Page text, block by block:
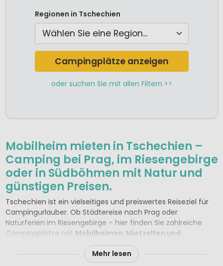
Camping Mittelböhmen / Prag
Camping Südböhmen
Regionen in Tschechien
Campingplätze anzeigen
oder suchen Sie mit allen Filtern >>
Mobilheim mieten in Tschechien –
Camping bei Prag, im Riesengebirge
oder in Südböhmen mit Natur und
günstigen Preisen.
Tschechien ist ein vielseitiges und preiswertes Reiseziel für
Campingurlauber. Ob Städtereise nach Prag oder
Naturferien im Riesengebirge – hier finden Sie zahlreiche
Campingplätze mit Mobilheimen, Mietzelten und
komfortablen Unterkünften. Die Hauptstadt Prag begeistert
mit ihrer historischen Altstadt und der Burg über der Moldau,
Mehr lesen